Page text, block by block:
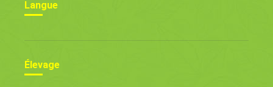
Langue
Élevage